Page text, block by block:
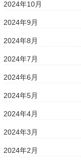
2024年10月
2024年9月
2024年8月
2024年7月
2024年6月
2024年5月
2024年4月
2024年3月
2024年2月